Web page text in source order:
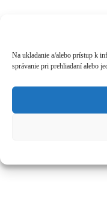
Na ukladanie a/alebo prístup k
správanie pri prehliadaní alebo